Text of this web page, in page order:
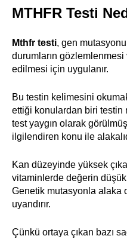
MTHFR Testi
Mthfr testi, gen
durumların gözlemlenmesi
edilmesi için uygulanır.
Bu testin kelimesini
ettiği konulardan biri testin
test yaygın olarak
ilgilendiren konu ile
Kan düzeyinde yüksek
vitaminlerde değerin düşük
Genetik mutasyonla alaka
uyandırır.
Çünkü ortaya çıkan bazı